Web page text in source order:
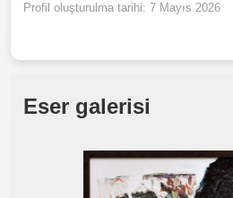
Profil oluşturulma tarihi: 7 Mayıs 2026
Eser galerisi